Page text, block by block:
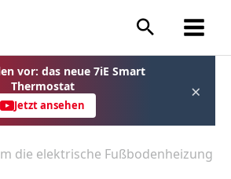
vor: das neue 7iE Smart
Thermostat
Jetzt ansehen
×
die elektrische Fußbodenheizung